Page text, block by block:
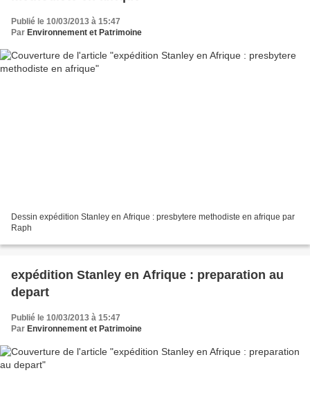
Publié le 10/03/2013 à 15:47
Par Environnement et Patrimoine
Dessin expédition Stanley en Afrique : presbytere methodiste en afrique par
Raph
expédition Stanley en Afrique : preparation au
depart
Publié le 10/03/2013 à 15:47
Par Environnement et Patrimoine